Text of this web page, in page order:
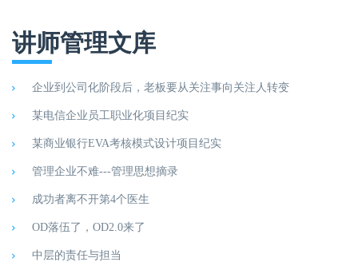
讲师管理文库
企业到公司化阶段后，老板要从关注事向关注人转变
某电信企业员工职业化项目纪实
某商业银行EVA考核模式设计项目纪实
管理企业不难---管理思想摘录
成功者离不开第4个医生
OD落伍了，OD2.0来了
中层的责任与担当